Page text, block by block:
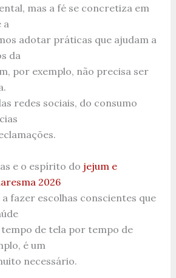
mas a fé se concretiza em
a
adotar práticas que ajudam a
da
por exemplo, não precisa ser
redes sociais, do consumo
e o espírito do jejum e
2026
fazer escolhas conscientes que
de tela por tempo de
é um
necessário.